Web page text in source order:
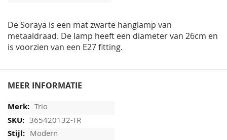
De Soraya is een mat zwarte hanglamp van
metaaldraad. De lamp heeft een diameter van 26cm en
is voorzien van een E27 fitting.
MEER INFORMATIE
Trio
365420132-TR
Modern